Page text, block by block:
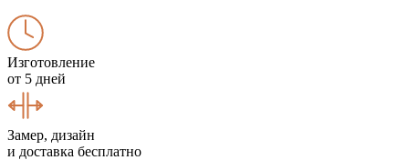
Изготовление
от 5 дней
Замер, дизайн
и доставка бесплатно